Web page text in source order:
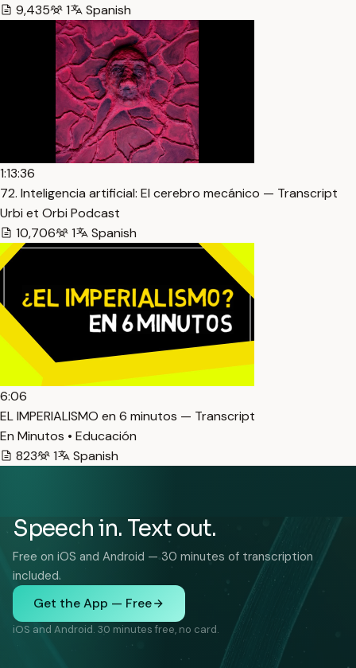
9,435 1 Spanish
1:13:36
72. Inteligencia artificial: El cerebro mecánico — Transcript
Urbi et Orbi Podcast
10,706
1 Spanish
6:06
EL IMPERIALISMO en 6 minutos — Transcript
En Minutos • Educación
823
1 Spanish
Speech in. Text out.
Free on iOS and Android — 30 minutes of transcription
included.
Get the App — Free
iOS and Android. 30 minutes free, no card.